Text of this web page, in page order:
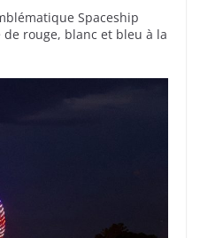
Spaceship
de rouge, blanc et bleu à la